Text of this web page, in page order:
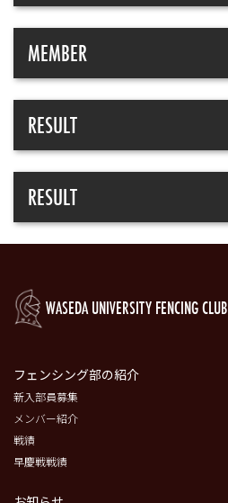
MEMBER
RESULT
RESULT
WASEDA UNIVERSITY FENCING CLUB
フェンシング部の紹介
新入部員募集
メンバー紹介
戦績
早慶戦戦績